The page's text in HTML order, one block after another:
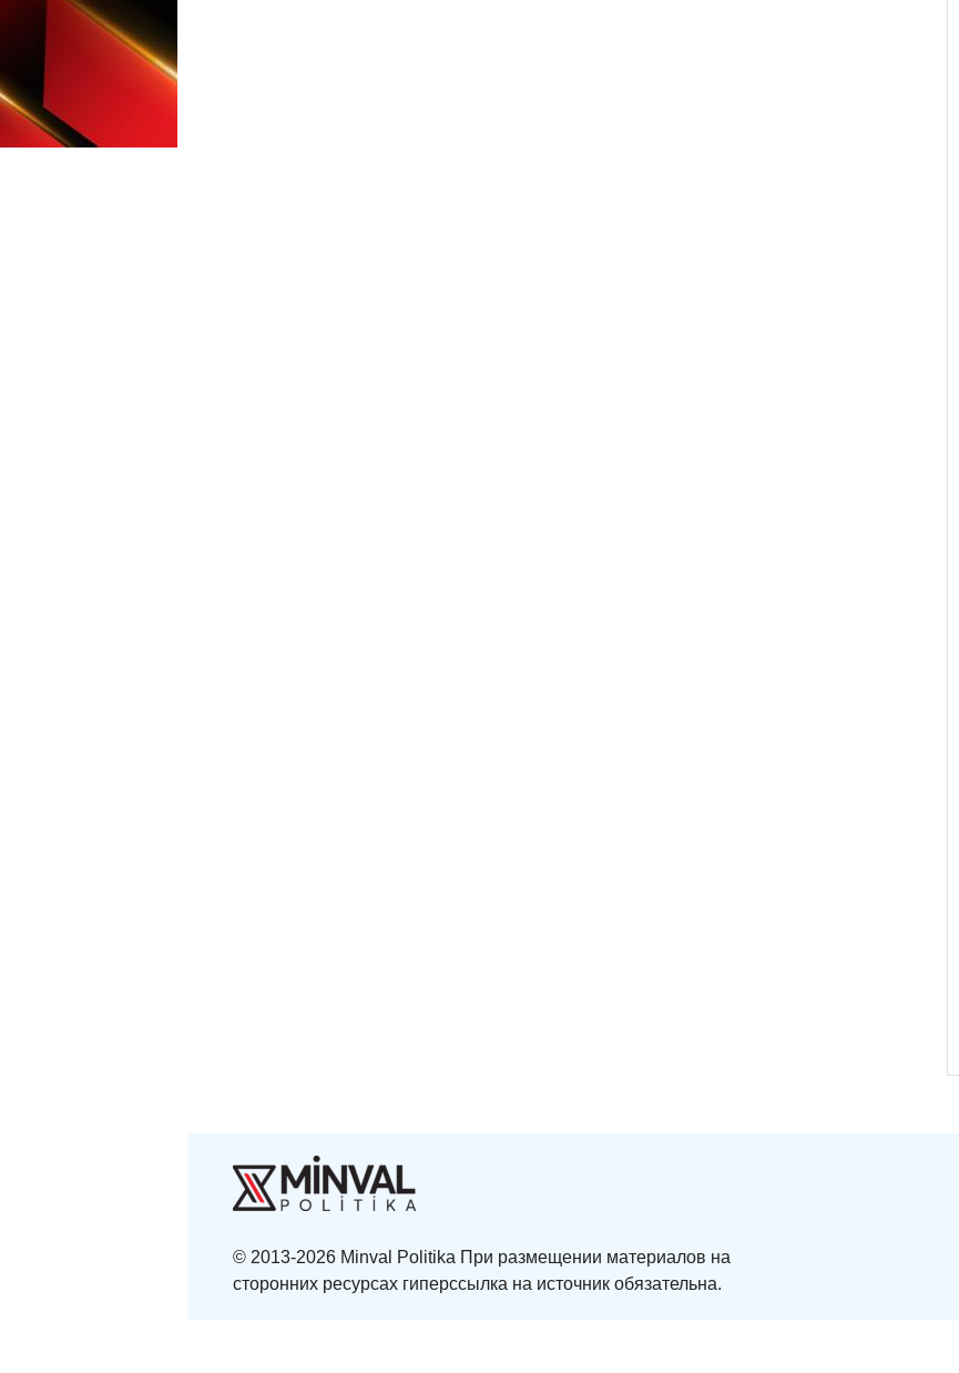
© 2013-2026 Minval Politika При размещении материалов на
сторонних ресурсах гиперссылка на источник обязательна.